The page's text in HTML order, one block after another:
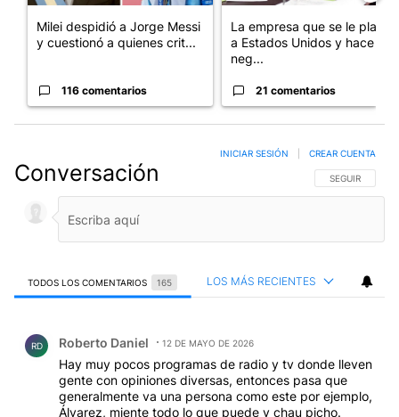
Milei despidió a Jorge Messi
y cuestionó a quienes crit...
116 comentarios
La empresa que se le plantó
a Estados Unidos y hace
neg...
21 comentarios
Conversación SIGA ESTA
SEGUIR
INICIAR SESIÓN CREAR CUENTA
TODOS LOS COMENTARIOS 165 LOS MÁS RECIENTES
RD Roberto Daniel 12 DE MAYO DE 2026
Hay muy pocos programas de radio y tv donde lleven
gente con opiniones diversas, entonces pasa que
generalmente va una persona como este por ejemplo,
Álvarez, miente todo lo que puede y chau picho.